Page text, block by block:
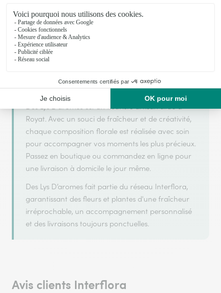
Votre fleuriste artisan à Royat
Des Lys D’aromes s'appuie sur son partenariat
avec Interflora, réseau de transmission florale de
Royat. Avec un souci de fraîcheur et de créativité,
chaque composition florale est réalisée avec soin
pour accompagner vos moments les plus précieux.
Passez en boutique ou commandez en ligne pour
une livraison à domicile le jour même.
Des Lys D’aromes fait partie du réseau Interflora,
garantissant des fleurs et plantes d'une fraîcheur
irréprochable, un accompagnement personnalisé
et des livraisons toujours ponctuelles.
Avis clients Interflora